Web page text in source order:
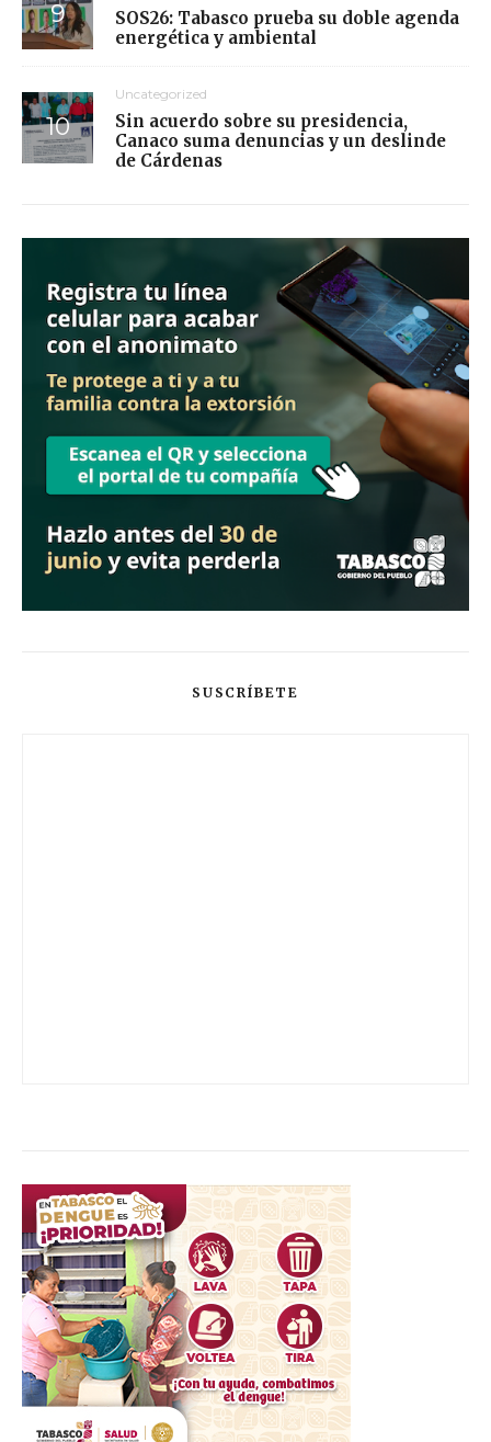
SOS26: Tabasco prueba su doble agenda
energética y ambiental
Uncategorized
Sin acuerdo sobre su presidencia,
Canaco suma denuncias y un deslinde
de Cárdenas
SUSCRÍBETE